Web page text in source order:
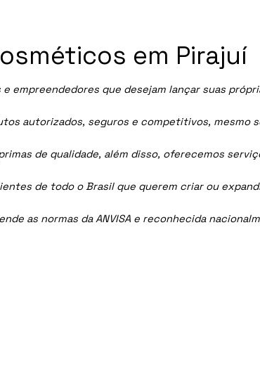
empreendedores que desejam lançar suas
autorizados, seguros e competitivos, mesmo
de qualidade, além disso, oferecemos
de todo o Brasil que querem criar ou
as normas da ANVISA e reconhecida
em Pirajuí